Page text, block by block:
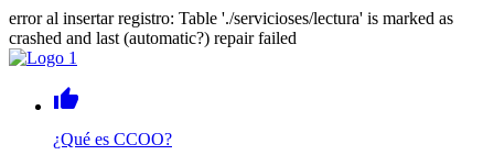
error al insertar registro: Table './servicioses/lectura' is marked as
crashed and last (automatic?) repair failed
thumb_up
¿Qué es CCOO?